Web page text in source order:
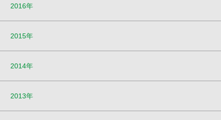
2016年
2015年
2014年
2013年